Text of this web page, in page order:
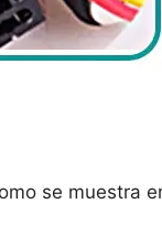
se muestra